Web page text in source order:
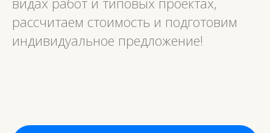
рассчитаем стоимость и подготовим
индивидуальное предложение!